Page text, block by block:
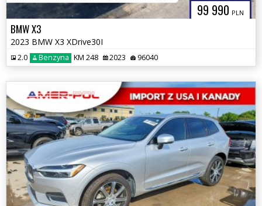
99 990 PLN
BMW X3
2023 BMW X3 XDrive30I
2.0 Benzyna KM 248 2023 96040